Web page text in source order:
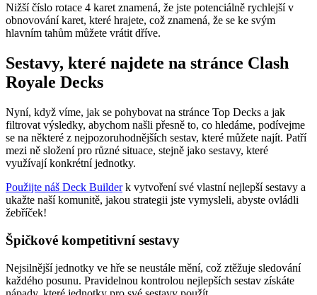
Nižší číslo rotace 4 karet znamená, že jste potenciálně rychlejší v
obnovování karet, které hrajete, což znamená, že se ke svým
hlavním tahům můžete vrátit dříve.
Sestavy, které najdete na stránce Clash
Royale Decks
Nyní, když víme, jak se pohybovat na stránce Top Decks a jak
filtrovat výsledky, abychom našli přesně to, co hledáme, podívejme
se na některé z nejpozoruhodnějších sestav, které můžete najít. Patří
mezi ně složení pro různé situace, stejně jako sestavy, které
využívají konkrétní jednotky.
Použijte náš Deck Builderk vytvoření své vlastní nejlepší sestavy a
ukažte naší komunitě, jakou strategii jste vymysleli, abyste ovládli
žebříček!
Špičkové kompetitivní sestavy
Nejsilnější jednotky ve hře se neustále mění, což ztěžuje sledování
každého posunu. Pravidelnou kontrolou nejlepších sestav získáte